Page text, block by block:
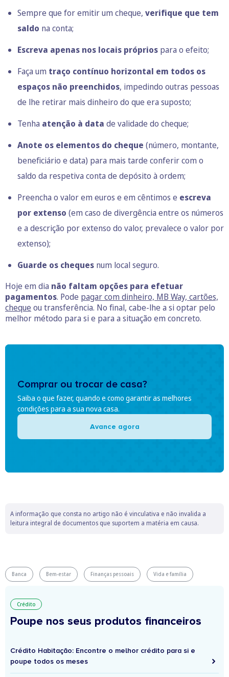
Sempre que for emitir um cheque, verifique que tem
saldo na conta;
Escreva apenas nos locais próprios para o efeito;
Faça um traço contínuo horizontal em todos os
espaços não preenchidos, impedindo outras pessoas
de lhe retirar mais dinheiro do que era suposto;
Tenha atenção à data de validade do cheque;
Anote os elementos do cheque (número, montante,
beneficiário e data) para mais tarde conferir com o
saldo da respetiva conta de depósito à ordem;
Preencha o valor em euros e em cêntimos e escreva
por extenso (em caso de divergência entre os números
e a descrição por extenso do valor, prevalece o valor por
extenso);
Guarde os cheques num local seguro.
Hoje em dia não faltam opções para efetuar
pagamentos. Pode pagar com dinheiro, MB Way, cartões,
cheque ou transferência. No final, cabe-lhe a si optar pelo
melhor método para si e para a situação em concreto.
Comprar ou trocar de casa?
Saiba o que fazer, quando e como garantir as melhores
condições para a sua nova casa.
Avance agora
A informação que consta no artigo não é vinculativa e não invalida a
leitura integral de documentos que suportem a matéria em causa.
Banca Bem-estar Finanças pessoais Vida e família
Crédito
Poupe nos seus produtos financeiros
Crédito Habitação: Encontre o melhor crédito para si e
poupe todos os meses